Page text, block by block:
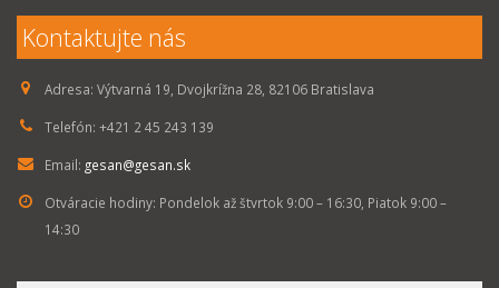
Kontaktujte nás
Adresa: Výtvarná 19, Dvojkrížna 28, 82106 Bratislava
Telefón: +421 2 45 243 139
Email: gesan@gesan.sk
Otváracie hodiny: Pondelok až štvrtok 9:00 – 16:30, Piatok 9:00 –
14:30